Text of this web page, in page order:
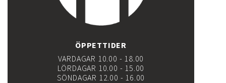
ÖPPETTIDER
VARDAGAR 10.00 - 18.00
LÖRDAGAR 10.00 - 15.00
SÖNDAGAR 12.00 - 16.00